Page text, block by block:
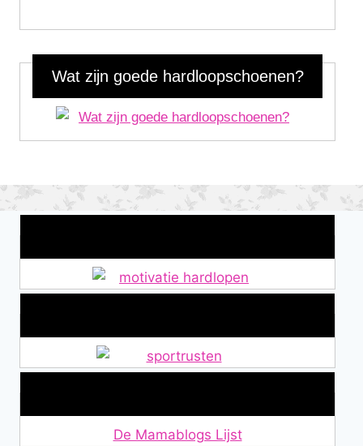
Wat zijn goede hardloopschoenen?
De Mamablogs Lijst